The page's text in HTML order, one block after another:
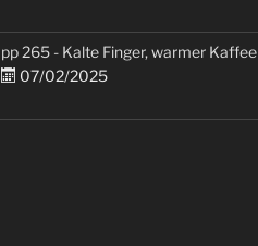
pp 265 - Kalte Finger, warmer Kaffee
07/02/2025